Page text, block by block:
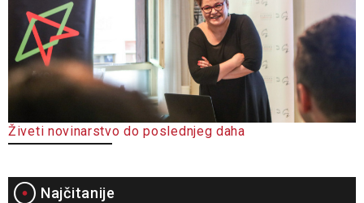
Živeti novinarstvo do poslednjeg daha
Najčitanije